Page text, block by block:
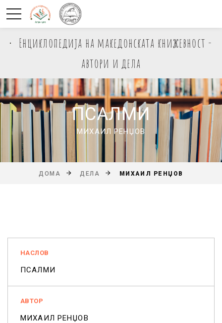
Енциклопедија на македонската книжевност -
автори и дела
ПСАЛМИ
МИХАИЛ РЕНЏОВ
ДОМА ДЕЛА МИХАИЛ РЕНЏОВ
НАСЛОВ
ПСАЛМИ
АВТОР
МИХАИЛ РЕНЏОВ